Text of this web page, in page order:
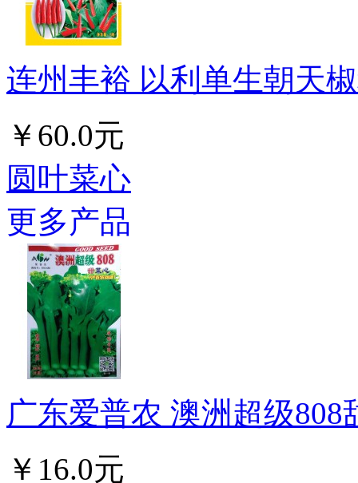
连州丰裕 以利单生朝天
￥60.0元
圆叶菜心
更多产品
广东爱普农 澳洲超级
￥16.0元